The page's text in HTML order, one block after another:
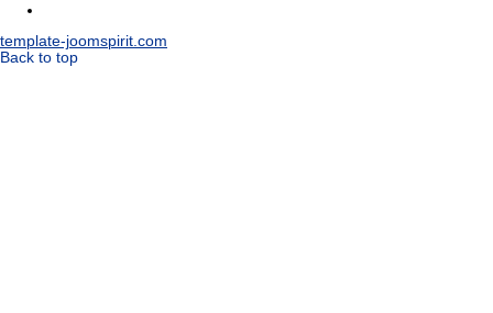
template-joomspirit.com
Back to top